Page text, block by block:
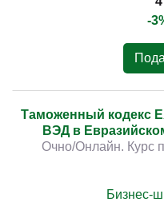
-
Таможенный кодекс
ВЭД в
Очно/Онлайн. Курс
Бизнес-